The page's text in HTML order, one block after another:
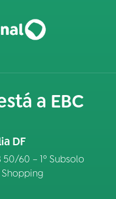
a EBC
DF
60 – 1º Subsolo